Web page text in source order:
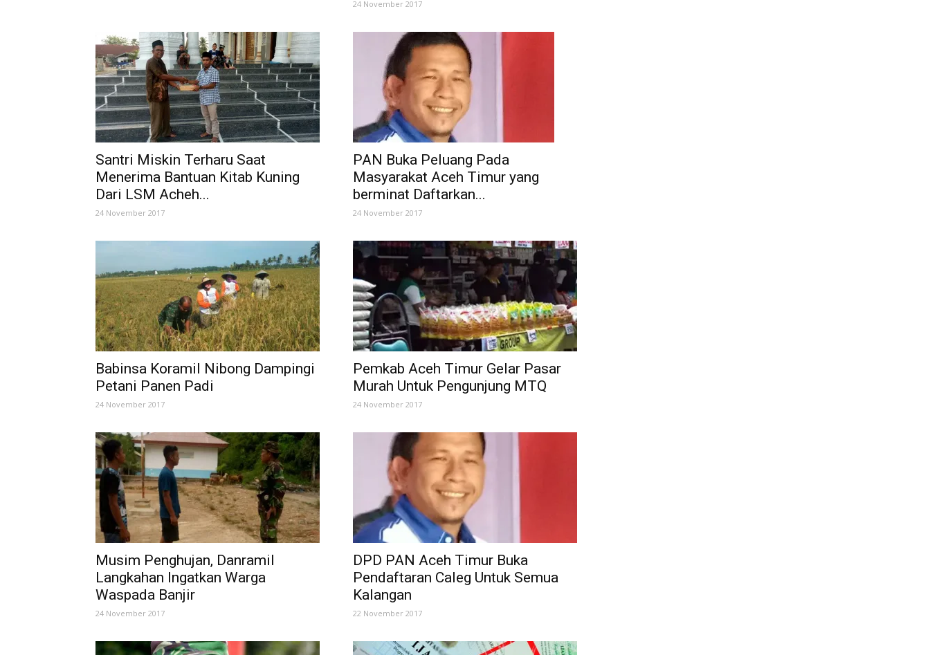
24 November 2017
Santri Miskin Terharu Saat
Menerima Bantuan Kitab Kuning
Dari LSM Acheh...
24 November 2017
PAN Buka Peluang Pada
Masyarakat Aceh Timur yang
berminat Daftarkan...
24 November 2017
Babinsa Koramil Nibong Dampingi
Petani Panen Padi
24 November 2017
Pemkab Aceh Timur Gelar Pasar
Murah Untuk Pengunjung MTQ
24 November 2017
Musim Penghujan, Danramil
Langkahan Ingatkan Warga
Waspada Banjir
24 November 2017
DPD PAN Aceh Timur Buka
Pendaftaran Caleg Untuk Semua
Kalangan
22 November 2017